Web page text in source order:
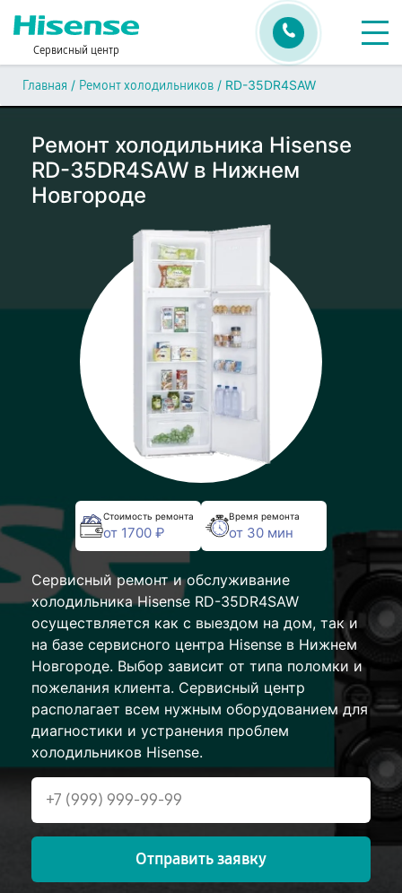
Сервисный центр
Главная / Ремонт холодильников / RD-35DR4SAW
Ремонт холодильника Hisense
RD-35DR4SAW в Нижнем
Новгороде
Стоимость ремонта
от 1700 ₽
Время ремонта
от 30 мин
Сервисный ремонт и обслуживание
холодильника Hisense RD-35DR4SAW
осуществляется как с выездом на дом, так и
на базе сервисного центра Hisense в Нижнем
Новгороде. Выбор зависит от типа поломки и
пожелания клиента. Сервисный центр
располагает всем нужным оборудованием для
диагностики и устранения проблем
холодильников Hisense.
Отправить заявку